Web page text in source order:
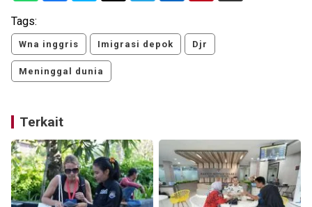
Tags:
Wna inggris Imigrasi depok Djr
Meninggal dunia
Terkait